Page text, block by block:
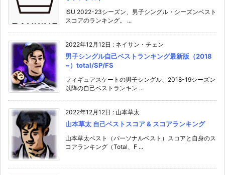
ISU 2022-23シーズン、男子シングル・シーズンベスト
スコアのランキング。 ...
2022年12月12日 : ネイサン・チェン
男子シングル自己ベストランキング最新版（2018
~）total/SP/FS
フィギュアスケートの男子シングル、2018-19シーズン
以降の自己ベストランキン ...
2022年12月12日 : 山本草太
山本草太 自己ベストスコア & スコアランキング
山本草太ベスト（パーソナルベスト）スコアと自身のス
コアランキング（Total、F ...